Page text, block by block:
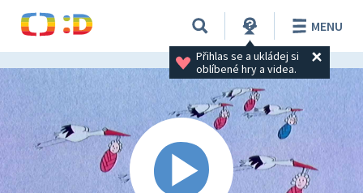
Přihlas se a ukládej si
oblíbené hry a videa.
MENU